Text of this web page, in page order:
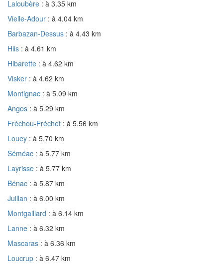
Laloubère : à 3.35 km
Vielle-Adour : à 4.04 km
Barbazan-Dessus : à 4.43 km
Hiis : à 4.61 km
Hibarette : à 4.62 km
Visker : à 4.62 km
Montignac : à 5.09 km
Angos : à 5.29 km
Fréchou-Fréchet : à 5.56 km
Louey : à 5.70 km
Séméac : à 5.77 km
Layrisse : à 5.77 km
Bénac : à 5.87 km
Juillan : à 6.00 km
Montgaillard : à 6.14 km
Lanne : à 6.32 km
Mascaras : à 6.36 km
Loucrup : à 6.47 km